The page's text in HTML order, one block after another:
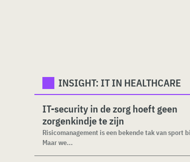
INSIGHT: IT IN HEALTHCARE
IT-security in de zorg hoeft geen
zorgenkindje te zijn
Risicomanagement is een bekende tak van sport
Maar we...